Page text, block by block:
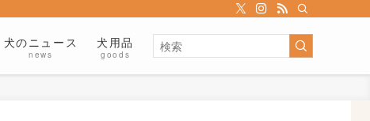
犬のニュース
news
犬用品
goods